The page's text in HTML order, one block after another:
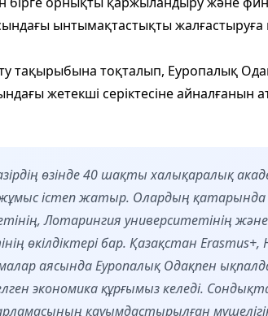
ынтымақтастықты
тақырыбына тоқталып, Еуропалық
жетекші серіктесіне айналғанын
өзінде 40 шақты халықаралық
істеп жатыр. Олардың қатарында
Лотарингия университетінің
өкілдіктері бар. Қазақстан Erasmus+,
аясында Еуропалық Одақпен
экономика құрғымыз келеді.
қауымдастырылған